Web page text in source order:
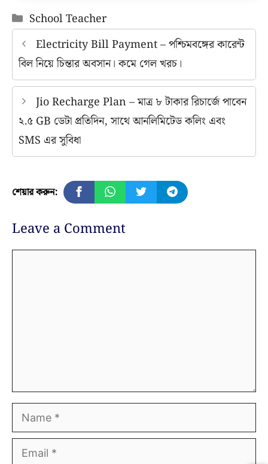
Categories
School Teacher
Electricity Bill Payment – পশ্চিমবঙ্গের কারেন্ট
বিল নিয়ে চিন্তার অবসান। কমে গেল খরচ।
Jio Recharge Plan – মাত্র ৮ টাকার রিচার্জে পাবেন
২.৫ GB ডেটা প্রতিদিন, সাথে আনলিমিটেড কলিং এবং
SMS এর সুবিধা
শেয়ার করুন:
Leave a Comment
Name
Email